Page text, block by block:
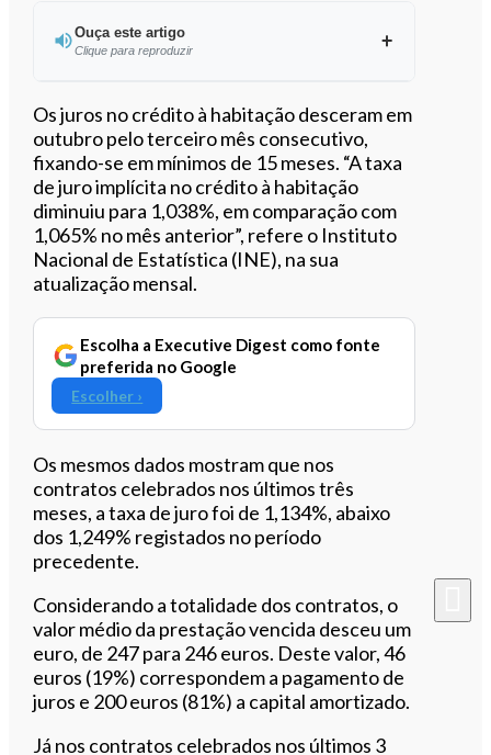
Ouça este artigo
Clique para reproduzir
Ouvir este artigo
Os juros no crédito à habitação desceram em
outubro pelo terceiro mês consecutivo,
fixando-se em mínimos de 15 meses. “A taxa
de juro implícita no crédito à habitação
diminuiu para 1,038%, em comparação com
1,065% no mês anterior”, refere o Instituto
Nacional de Estatística (INE), na sua
atualização mensal.
Escolha a Executive Digest como fonte
preferida no Google
Escolher ›
Os mesmos dados mostram que nos
contratos celebrados nos últimos três
meses, a taxa de juro foi de 1,134%, abaixo
dos 1,249% registados no período
precedente.
Considerando a totalidade dos contratos, o
valor médio da prestação vencida desceu um
euro, de 247 para 246 euros. Deste valor, 46
euros (19%) correspondem a pagamento de
juros e 200 euros (81%) a capital amortizado.
Já nos contratos celebrados nos últimos 3